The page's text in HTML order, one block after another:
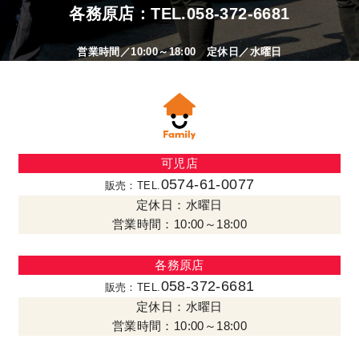
各務原店：TEL.058-372-6681
営業時間／10:00～18:00 定休日／水曜日
可児店
販売：TEL.0574-61-0077
定休日：水曜日
営業時間：10:00～18:00
各務原店
販売：TEL.058-372-6681
定休日：水曜日
営業時間：10:00～18:00